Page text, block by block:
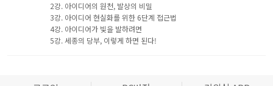
2강. 아이디어의 원천, 발상의 비밀
3강. 아이디어 현실화를 위한 6단계 접근법
4강. 아이디어가 빛을 발하려면
5강. 세종의 당부, 이렇게 하면 된다!